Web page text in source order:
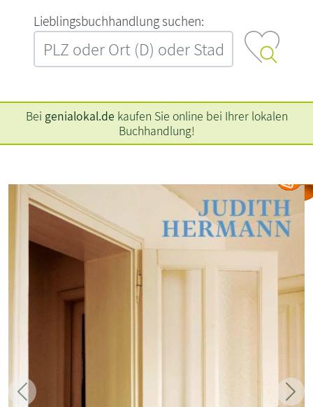
L‍i‍e‍b‍l‍i‍n‍g‍s‍b‍u‍c‍h‍h‍a‍n‍d‍l‍u‍n‍g‍ ‍s‍u‍c‍h‍e‍n‍:‍
Bei genialokal.de kaufen Sie online bei Ihrer lokalen
Buchhandlung!
Zurück